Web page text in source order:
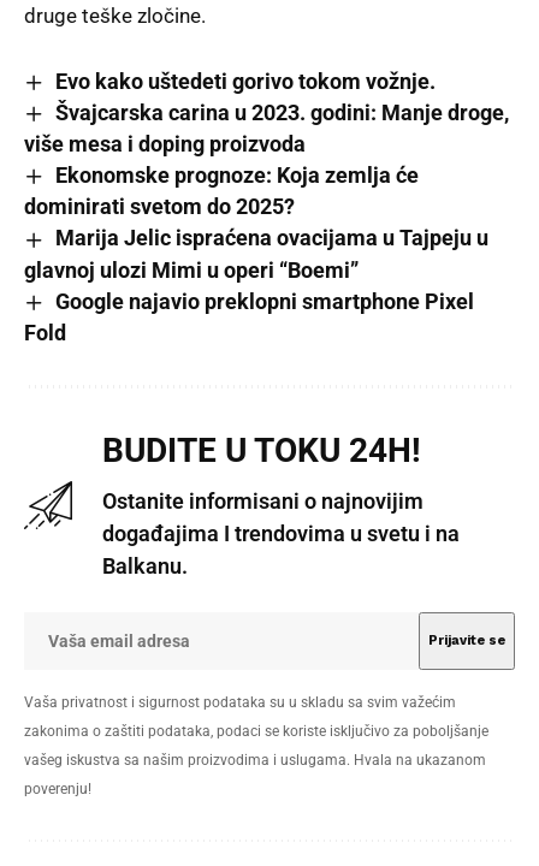
druge teške zločine.
Evo kako uštedeti gorivo tokom vožnje.
Švajcarska carina u 2023. godini: Manje droge,
više mesa i doping proizvoda
Ekonomske prognoze: Koja zemlja će
dominirati svetom do 2025?
Marija Jelic ispraćena ovacijama u Tajpeju u
glavnoj ulozi Mimi u operi “Boemi”
Google najavio preklopni smartphone Pixel
Fold
BUDITE U TOKU 24H!
Ostanite informisani o najnovijim
događajima I trendovima u svetu i na
Balkanu.
Vaša privatnost i sigurnost podataka su u skladu sa svim važećim
zakonima o zaštiti podataka, podaci se koriste isključivo za poboljšanje
vašeg iskustva sa našim proizvodima i uslugama. Hvala na ukazanom
poverenju!